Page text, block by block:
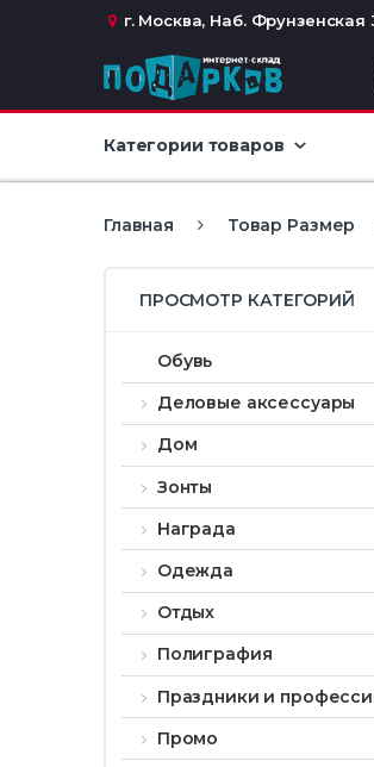
Перейти к навигации
перейти к содержаниюг. Москва, Наб. Фрунзенская
Категории товаров
Главная Товар Размер
ПРОСМОТР КАТЕГОРИЙ
Обувь
Деловые аксессуары
Дом
Зонты
Награда
Одежда
Отдых
Полиграфия
Праздники и
Промо